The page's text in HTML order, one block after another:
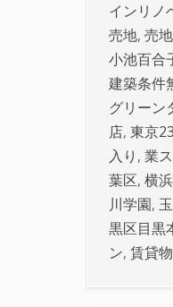
インリノ
売地, 売地
小池百合
建築条件
グリーン
店, 東京
入り , 業
葉区, 横
川学園,
黒区目黒
ン, 賃貸